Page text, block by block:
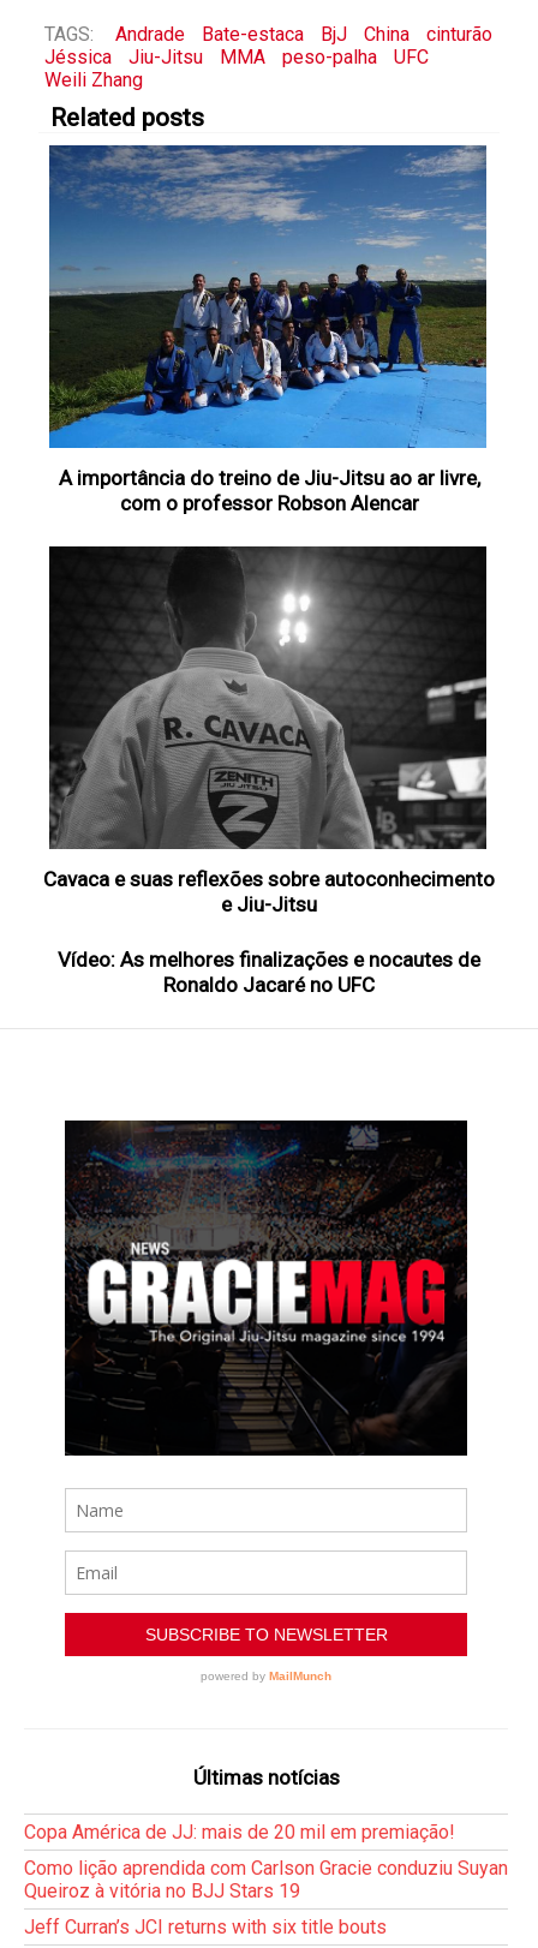
TAGS: Andrade Bate-estaca BjJ China
cinturão
Jéssica
Jiu-Jitsu MMA peso-palha
UFC
Weili Zhang
Related posts
A importância do treino de Jiu-Jitsu ao ar livre,
com o professor Robson Alencar
Cavaca e suas reflexões sobre autoconhecimento
e Jiu-Jitsu
Vídeo: As melhores finalizações e nocautes de
Ronaldo Jacaré no UFC
Últimas notícias
Copa América de JJ: mais de 20 mil em premiação!
Como lição aprendida com Carlson Gracie conduziu Suyan
Queiroz à vitória no BJJ Stars 19
Jeff Curran’s JCI returns with six title bouts